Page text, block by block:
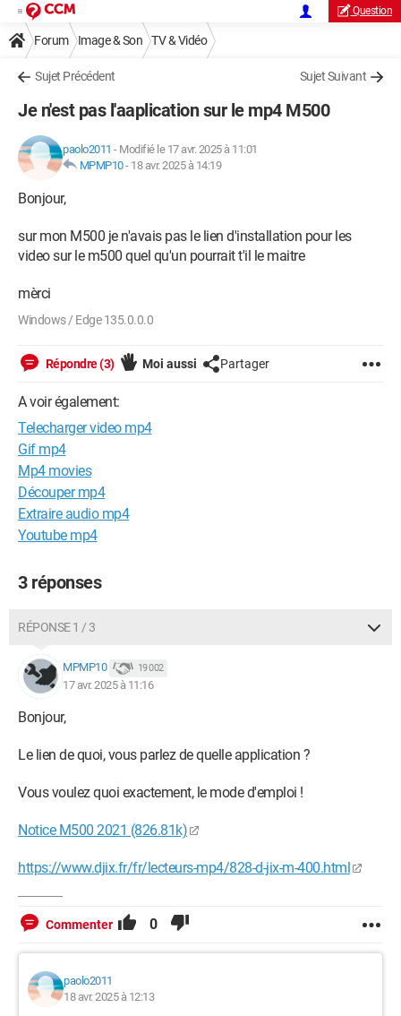
Question
Forum Image & Son TV & Vidéo
Sujet Précédent Sujet Suivant
Je n'est pas l'aaplication sur le mp4 M500
paolo2011 - Modifié le 17 avr. 2025 à 11:01
MPMP10- 18 avr. 2025 à 14:19
Bonjour,
sur mon M500 je n'avais pas le lien d'installation pour les
video sur le m500 quel qu'un pourrait t'il le maitre
mèrci
Windows / Edge 135.0.0.0
Répondre (3) Moi aussi Partager
A voir également:
Telecharger video mp4
Gif mp4
Mp4 movies
Découper mp4
Extraire audio mp4
Youtube mp4
3 réponses
RÉPONSE 1 / 3
MPMP10 19 002
17 avr. 2025 à 11:16
Bonjour,
Le lien de quoi, vous parlez de quelle application ?
Vous voulez quoi exactement, le mode d'emploi !
Notice M500 2021 (826.81k)
https://www.djix.fr/fr/lecteurs-mp4/828-d-jix-m-400.html
Commenter 0
paolo2011
18 avr. 2025 à 12:13